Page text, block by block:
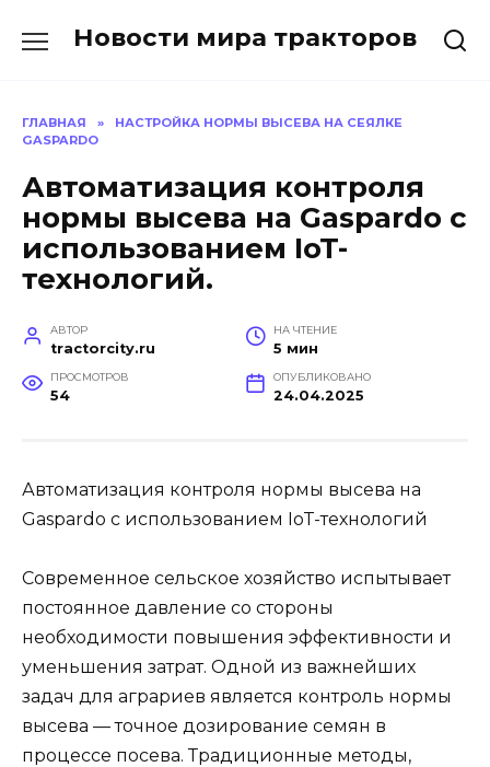
Новости мира тракторов
ГЛАВНАЯ »
НАСТРОЙКА НОРМЫ ВЫСЕВА НА СЕЯЛКЕ
GASPARDO
Автоматизация контроля
нормы высева на Gaspardo с
использованием IoT-
технологий.
АВТОР
tractorcity.ru
НА ЧТЕНИЕ
5 мин
ПРОСМОТРОВ
54
ОПУБЛИКОВАНО
24.04.2025
Автоматизация контроля нормы высева на
Gaspardo с использованием IoT-технологий
Современное сельское хозяйство испытывает
постоянное давление со стороны
необходимости повышения эффективности и
уменьшения затрат. Одной из важнейших
задач для аграриев является контроль нормы
высева — точное дозирование семян в
процессе посева. Традиционные методы,